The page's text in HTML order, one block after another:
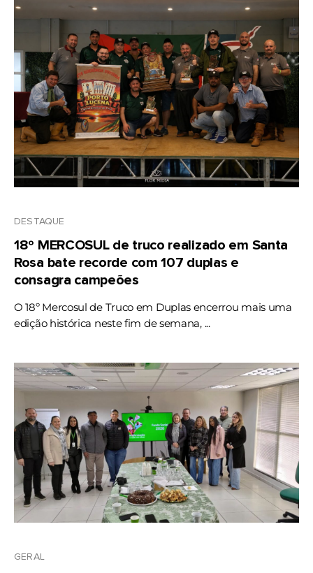
DESTAQUE
18º MERCOSUL de truco realizado em Santa
Rosa bate recorde com 107 duplas e
consagra campeões
O 18º Mercosul de Truco em Duplas encerrou mais uma
edição histórica neste fim de semana, ...
GERAL